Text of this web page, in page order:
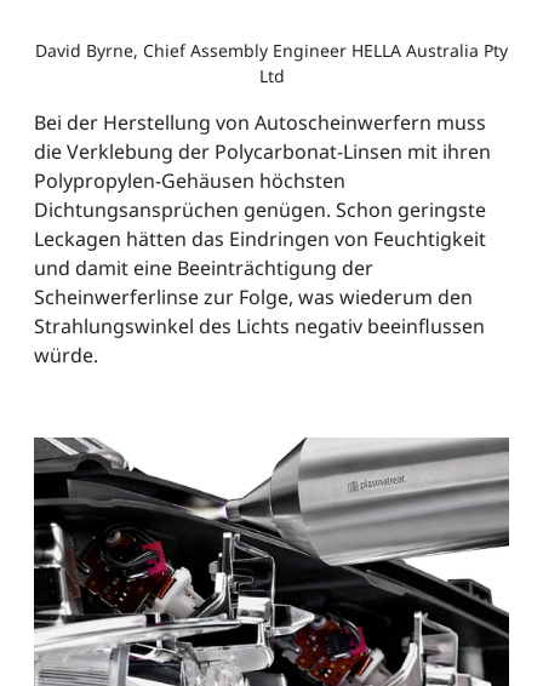
David Byrne, Chief Assembly Engineer HELLA Australia Pty
Ltd
Bei der Herstellung von Autoscheinwerfern muss
die Verklebung der Polycarbonat-Linsen mit ihren
Polypropylen-Gehäusen höchsten
Dichtungsansprüchen genügen. Schon geringste
Leckagen hätten das Eindringen von Feuchtigkeit
und damit eine Beeinträchtigung der
Scheinwerferlinse zur Folge, was wiederum den
Strahlungswinkel des Lichts negativ beeinflussen
würde.